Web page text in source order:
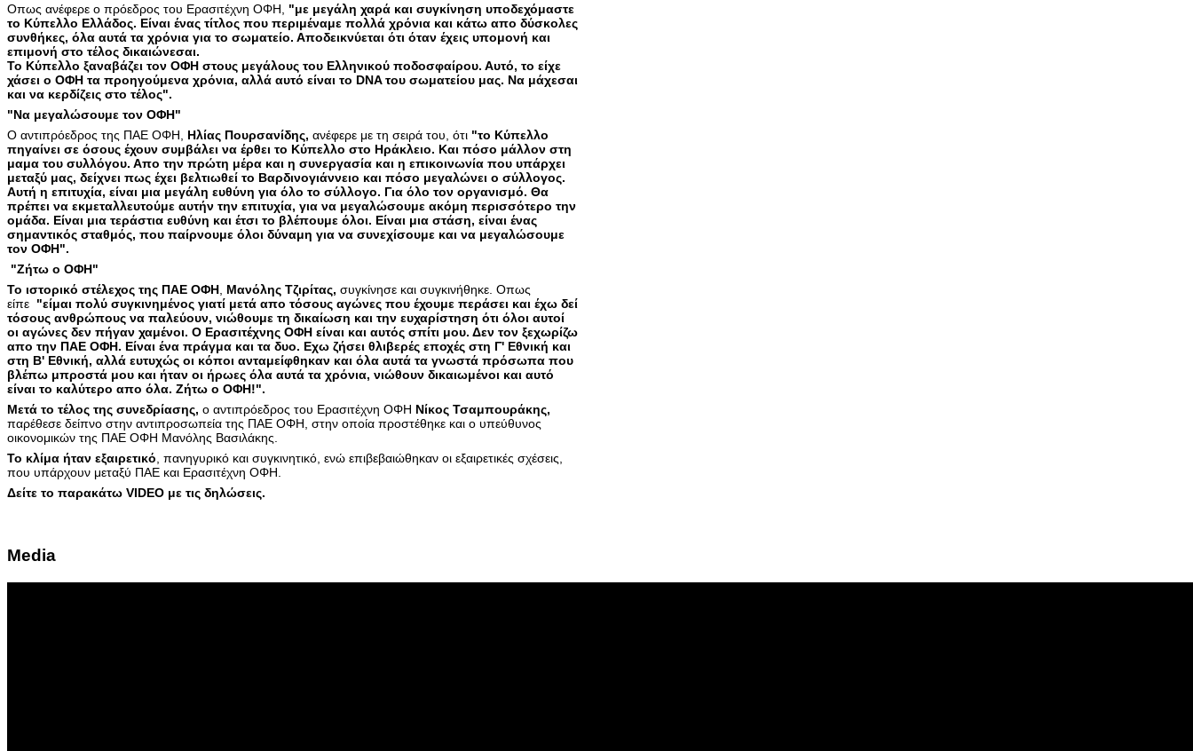
Οπως ανέφερε ο πρόεδρος του Ερασιτέχνη ΟΦΗ, "με μεγάλη χαρά και συγκίνηση υποδεχόμαστε
το Κύπελλο Ελλάδος. Είναι ένας τίτλος που περιμέναμε πολλά χρόνια και κάτω απο δύσκολες
συνθήκες, όλα αυτά τα χρόνια για το σωματείο. Αποδεικνύεται ότι όταν έχεις υπομονή και
επιμονή στο τέλος δικαιώνεσαι.
Το Κύπελλο ξαναβάζει τον ΟΦΗ στους μεγάλους του Ελληνικού ποδοσφαίρου. Αυτό, το είχε
χάσει ο ΟΦΗ τα προηγούμενα χρόνια, αλλά αυτό είναι το DNA του σωματείου μας. Να μάχεσαι
και να κερδίζεις στο τέλος".
"Να μεγαλώσουμε τον ΟΦΗ"
Ο αντιπρόεδρος της ΠΑΕ ΟΦΗ,
Ηλίας Πουρσανίδης, ανέφερε με τη σειρά του, ότι "το Κύπελλο
πηγαίνει σε όσους έχουν συμβάλει να έρθει το Κύπελλο στο Ηράκλειο. Και πόσο μάλλον στη
μαμα του συλλόγου. Απο την πρώτη μέρα και η συνεργασία και η επικοινωνία που υπάρχει
μεταξύ μας, δείχνει πως έχει βελτιωθεί το Βαρδινογιάννειο και πόσο μεγαλώνει ο σύλλογος.
Αυτή η επιτυχία, είναι μια μεγάλη ευθύνη για όλο το σύλλογο. Για όλο τον οργανισμό. Θα
πρέπει να εκμεταλλευτούμε αυτήν την επιτυχία, για να μεγαλώσουμε ακόμη περισσότερο την
ομάδα. Είναι μια τεράστια ευθύνη και έτσι το βλέπουμε όλοι. Είναι μια στάση, είναι ένας
σημαντικός σταθμός, που παίρνουμε όλοι δύναμη για να συνεχίσουμε και να μεγαλώσουμε
τον ΟΦΗ".
"Zήτω ο ΟΦΗ"
Το ιστορικό στέλεχος της ΠΑΕ ΟΦΗ Μανόλης Τζιρίτας, συγκίνησε και συγκινήθηκε. Οπως
είπε "είμαι πολύ συγκινημένος γιατί μετά απο τόσους αγώνες που έχουμε περάσει και έχω δεί
τόσους ανθρώπους να παλεύουν, νιώθουμε τη δικαίωση και την ευχαρίστηση ότι όλοι αυτοί
οι αγώνες δεν πήγαν χαμένοι. Ο Ερασιτέχνης ΟΦΗ είναι και αυτός σπίτι μου. Δεν τον ξεχωρίζω
απο την ΠΑΕ ΟΦΗ. Είναι ένα πράγμα και τα δυο. Εχω ζήσει θλιβερές εποχές στη Γ' Εθνική και
στη Β' Εθνική, αλλά ευτυχώς οι κόποι ανταμείφθηκαν και όλα αυτά τα γνωστά πρόσωπα που
βλέπω μπροστά μου και ήταν οι ήρωες όλα αυτά τα χρόνια, νιώθουν δικαιωμένοι και αυτό
είναι το καλύτερο απο όλα. Ζήτω ο ΟΦΗ!".
Μετά το τέλος της συνεδρίασης, ο αντιπρόεδρος του Ερασιτέχνη ΟΦΗ Νίκος Τσαμπουράκης,
παρέθεσε δείπνο στην αντιπροσωπεία της ΠΑΕ ΟΦΗ, στην οποία προστέθηκε και ο υπεύθυνος
οικονομικών της ΠΑΕ ΟΦΗ Μανόλης Βασιλάκης.
Το κλίμα ήταν εξαιρετικό , πανηγυρικό και συγκινητικό, ενώ επιβεβαιώθηκαν οι εξαιρετικές σχέσεις,
που υπάρχουν μεταξύ ΠΑΕ και Ερασιτέχνη ΟΦΗ.
Δείτε το παρακάτω VIDEO με τις δηλώσεις.
Media